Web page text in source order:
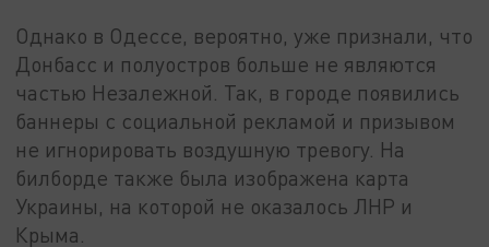
Однако в Одессе, вероятно, уже признали, что
Донбасс и полуостров больше не являются
частью Незалежной. Так, в городе появились
баннеры с социальной рекламой и призывом
не игнорировать воздушную тревогу. На
билборде также была изображена карта
Украины, на которой не оказалось ЛНР и
Крыма.